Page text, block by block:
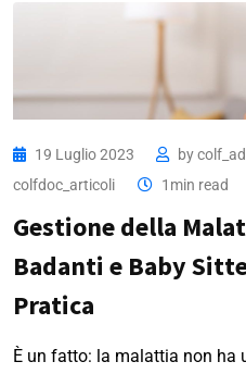
19 Luglio 2023 by
colfdoc_articoli
1min read
Gestione della
Badanti e Baby
Pratica
È un fatto: la malattia non ha